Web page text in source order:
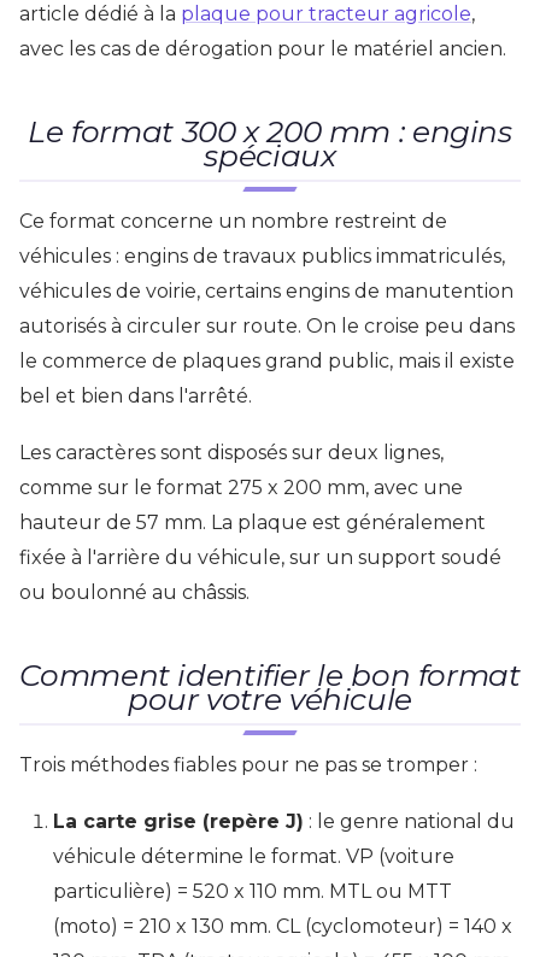
article dédié à la plaque pour tracteur agricole,
avec les cas de dérogation pour le matériel ancien.
Le format 300 x 200 mm : engins
spéciaux
Ce format concerne un nombre restreint de
véhicules : engins de travaux publics immatriculés,
véhicules de voirie, certains engins de manutention
autorisés à circuler sur route. On le croise peu dans
le commerce de plaques grand public, mais il existe
bel et bien dans l'arrêté.
Les caractères sont disposés sur deux lignes,
comme sur le format 275 x 200 mm, avec une
hauteur de 57 mm. La plaque est généralement
fixée à l'arrière du véhicule, sur un support soudé
ou boulonné au châssis.
Comment identifier le bon format
pour votre véhicule
Trois méthodes fiables pour ne pas se tromper :
La carte grise (repère J) : le genre national du
véhicule détermine le format. VP (voiture
particulière) = 520 x 110 mm. MTL ou MTT
(moto) = 210 x 130 mm. CL (cyclomoteur) = 140 x